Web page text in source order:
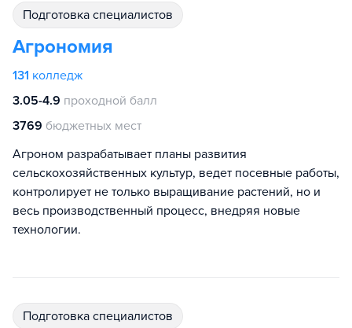
подготовка специалистов
Агрономия
131 колледж
3.05-4.9 проходной балл
3769 бюджетных мест
Агроном разрабатывает планы развития
сельскохозяйственных культур, ведет посевные работы,
контролирует не только выращивание растений, но и
весь производственный процесс, внедряя новые
технологии.
подготовка специалистов